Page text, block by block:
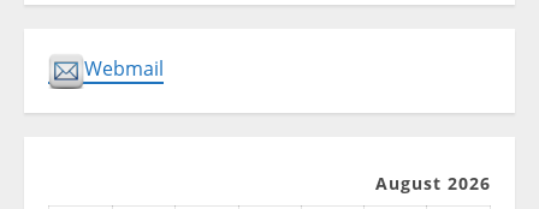
Webmail
August 2026